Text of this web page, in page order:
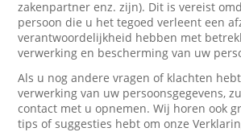
zakenpartner enz. zijn). Dit is vereist
persoon die u het tegoed verleent een
verantwoordelijkheid hebben met
verwerking en bescherming van uw
Als u nog andere vragen of klachten
verwerking van uw persoonsgegevens,
contact met u opnemen. Wij horen ook
tips of suggesties hebt om onze